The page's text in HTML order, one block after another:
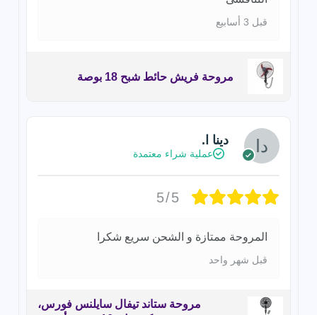
قبل 3 أسابيع
مروحة فريش حائط شبح 18 بوصة
دينا ا.
عملية شراء معتمدة
5/5
المروحة ممتازة و الشحن سريع شكرا
قبل شهر واحد
مروحة ستاند تيفال سايلنس فورس،